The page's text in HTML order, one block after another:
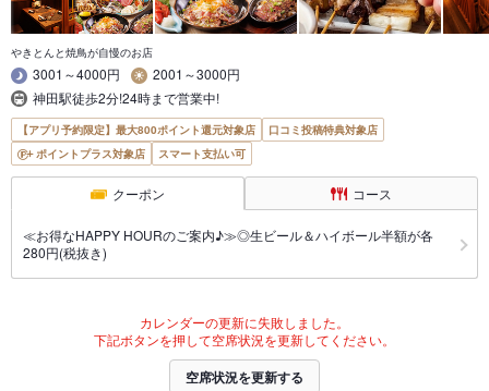
やきとんと焼鳥が自慢のお店
3001～4000円
2001～3000円
神田駅徒歩2分!24時まで営業中!
【アプリ予約限定】最大800ポイント還元対象店
口コミ投稿特典対象店
ポイントプラス対象店
スマート支払い可
クーポン コース
≪お得なHAPPY HOURのご案内♪≫◎生ビール＆ハイボール半額が各
280円(税抜き)
カレンダーの更新に失敗しました。
下記ボタンを押して空席状況を更新してください。
空席状況を更新する